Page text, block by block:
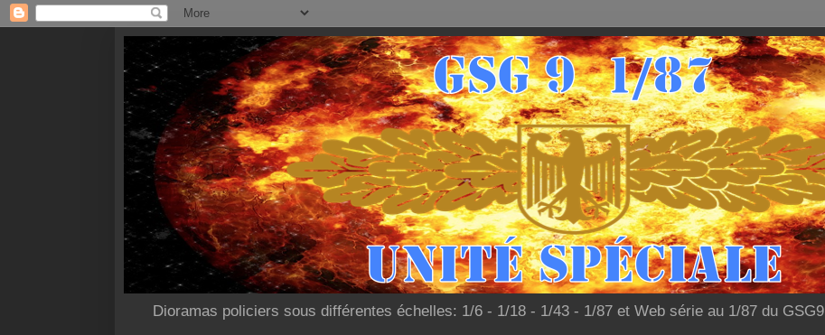
Dioramas policiers sous différentes échelles: 1/6 - 1/18 - 1/43 - 1/87 et Web série au 1/87 du GSG9